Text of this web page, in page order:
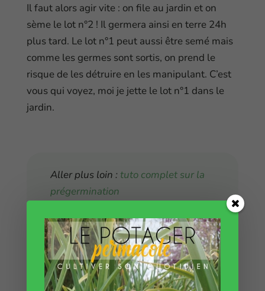
Il faut alors agir vite : on file au jardin et on
sème le lot n°2 ! Il germera ainsi en terre 24h
plus tard. Le lot n°1 peut aussi être semé mais
comme les germes sont sortis, on prend le
risque de les détruire en les manipulant. C’est
vous qui voyez, moi je jette le lot n°1 dans le
jardin.
Aller plus loin : tuto complet sur la
prégermination
Étape 3 : Le semis en terre
Graines pré-germées ou non, c’est le moment